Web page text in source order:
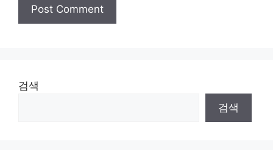
검색
검색